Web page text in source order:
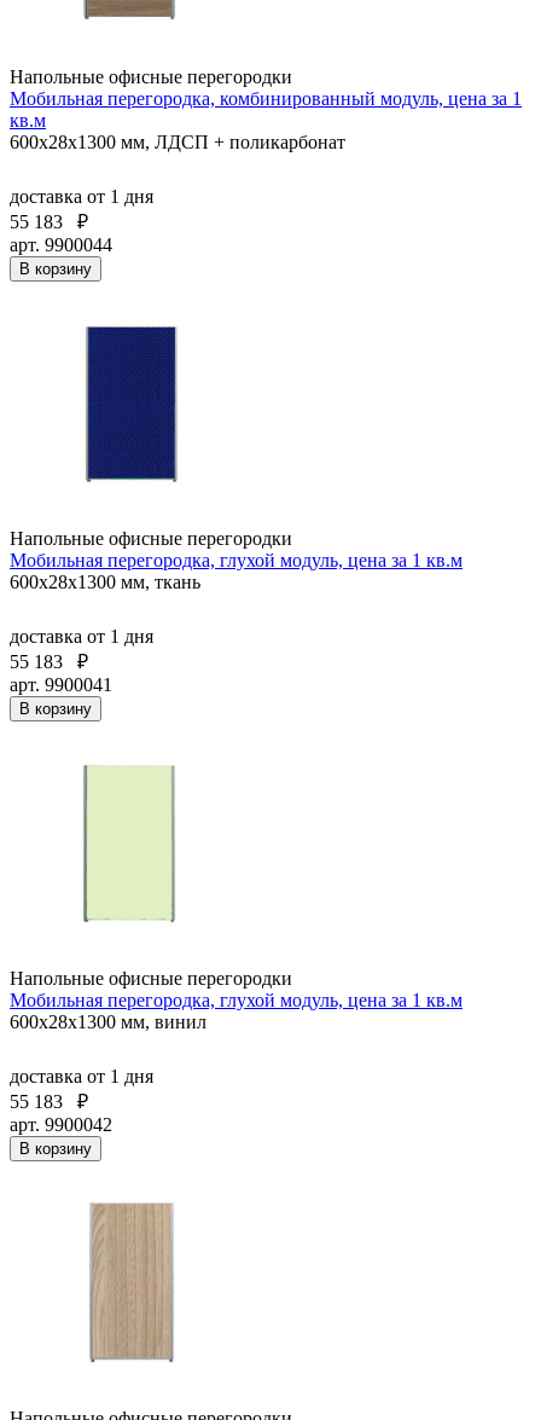
Напольные офисные перегородки
Мобильная перегородка, комбинированный модуль, цена за 1
кв.м
600х28х1300 мм, ЛДСП + поликарбонат
доставка от 1 дня
55 183
₽
арт. 9900044
В корзину
Напольные офисные перегородки
Мобильная перегородка, глухой модуль, цена за 1 кв.м
600х28х1300 мм, ткань
доставка от 1 дня
55 183
₽
арт. 9900041
В корзину
Напольные офисные перегородки
Мобильная перегородка, глухой модуль, цена за 1 кв.м
600х28х1300 мм, винил
доставка от 1 дня
55 183
₽
арт. 9900042
В корзину